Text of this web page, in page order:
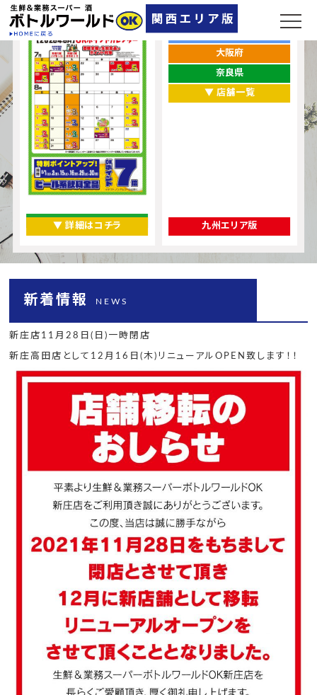
ポイントカレンダー
▼ 詳細はコチラ
お店をエリアから探す
兵庫県
大阪府
奈良県
▼ 店舗一覧
九州エリア版
新着情報 NEWS
新庄店11月28日(日)一時閉店
新庄高田店として12月16日(木)リニューアルOPEN致します！！